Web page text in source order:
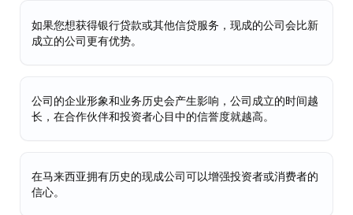
如果您想获得银行贷款或其他信贷服务，现成的公司会比新
成立的公司更有优势。
公司的企业形象和业务历史会产生影响，公司成立的时间越
长，在合作伙伴和投资者心目中的信誉度就越高。
在马来西亚拥有历史的现成公司可以增强投资者或消费者的
信心。